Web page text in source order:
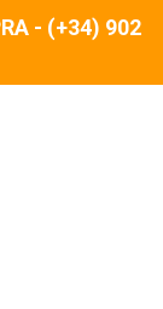
- (+34) 902